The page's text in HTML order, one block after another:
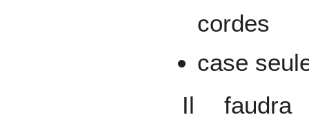
cordes
case
Il faudra